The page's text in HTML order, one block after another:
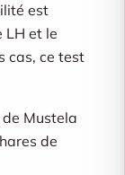
est
LH et le
cas, ce test
Mustela
de